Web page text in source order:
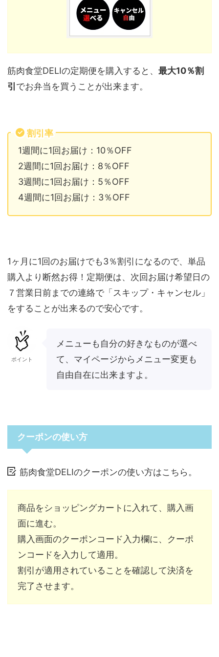
筋肉食堂DELIの定期便を購入すると、 最大10％割
引 でお弁当を買うことが出来ます。
割引率
1週間に1回お届け：10％OFF
2週間に1回お届け：8％OFF
3週間に1回お届け：5％OFF
4週間に1回お届け：3％OFF
1ヶ月に1回のお届けでも3％割引になるので、単品
購入より断然お得！定期便は、次回お届け希望日の
７営業日前までの連絡で「スキップ・キャンセル」
をすることが出来るので安心です。
ポイント
メニューも自分の好きなものが選べ
て、マイページからメニュー変更も
自由自在に出来ますよ。
クーポンの使い方
筋肉食堂DELIのクーポンの使い方はこちら。
商品をショッピングカートに入れて、購入画
面に進む。
購入画面のクーポンコード入力欄に、クーポ
ンコードを入力して適用。
割引が適用されていることを確認して決済を
完了させます。